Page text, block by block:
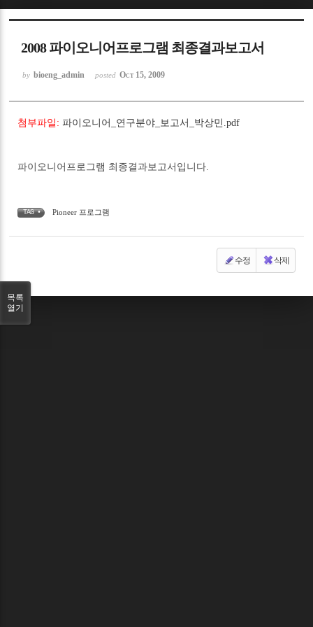
2008 파이오니어프로그램 최종결과보고서
by bioeng_admin posted Oct 15, 2009
첨부파일:파이오니어_연구분야_보고서_박상민.pdf
파이오니어프로그램 최종결과보고서입니다.
TAG • Pioneer 프로그램
수정 삭제
목록
열기
Sketchbook5, 스케치북5
Sketchbook5, 스케치북5